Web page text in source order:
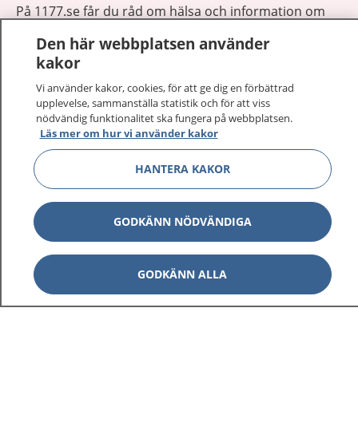
På 1177.se får du råd om hälsa och information om
Logga in för att läsa din journal och göra dina
vårdärenden. Ring telefonnummer 1177 för
sjukvårdsrådgivning dygnet runt.
1177 ger dig råd när du vill må bättre.
1177 på flera språk Visa
Om 1177 Visa
Visa
Den här webbplatsen använder
kakor
Vi använder kakor, cookies, för att ge dig en förbättrad
upplevelse, sammanställa statistik och för att viss
nödvändig funktionalitet ska fungera på webbplatsen.
Läs mer om hur vi använder kakor
HANTERA KAKOR
GODKÄNN NÖDVÄNDIGA
GODKÄNN ALLA